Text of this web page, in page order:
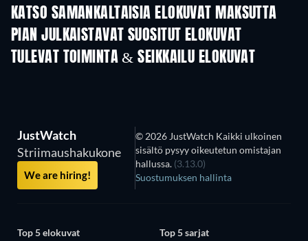
KATSO SAMANKALTAISIA ELOKUVAT MAKSUTTA
PIAN JULKAISTAVAT SUOSITUT ELOKUVAT
TULEVAT TOIMINTA & SEIKKAILU ELOKUVAT
JustWatch
Striimaushakukone
We are hiring!
© 2026 JustWatch Kaikki ulkoinen
sisältö pysyy oikeutetun omistajan
hallussa. (3.13.0)
Suostumuksen hallinta
Top 5 elokuvat
Top 5 sarjat